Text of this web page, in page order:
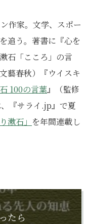
作家。文学、スポー
追う。著書に『心を
石「こころ」の言
藝春秋）『ウイスキ
100の言葉』（監修
『サライ.jp』で夏
漱石」 を年間連載し
たら